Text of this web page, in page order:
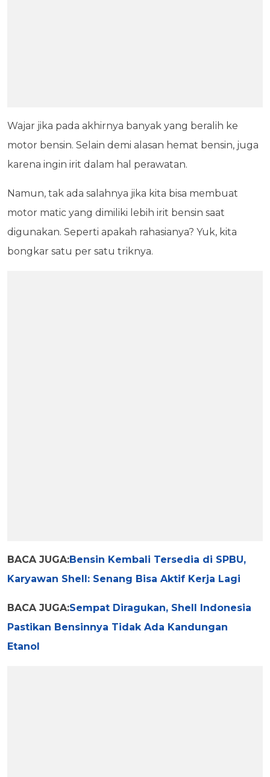
Wajar jika pada akhirnya banyak yang beralih ke
motor bensin. Selain demi alasan hemat bensin, juga
karena ingin irit dalam hal perawatan.
Namun, tak ada salahnya jika kita bisa membuat
motor matic yang dimiliki lebih irit bensin saat
digunakan. Seperti apakah rahasianya? Yuk, kita
bongkar satu per satu triknya.
BACA JUGA:Bensin Kembali Tersedia di SPBU,
Karyawan Shell: Senang Bisa Aktif Kerja Lagi
BACA JUGA:Sempat Diragukan, Shell Indonesia
Pastikan Bensinnya Tidak Ada Kandungan
Etanol